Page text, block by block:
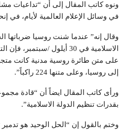
في وسائل الإعلام العالمية لأيام، في
وقال إنه” عندما شنت روسيا ضرباتها
الاسلامية في 30 أيلول /
على متن طائرة روسية مدنية كانت
إلى روسيا، وعلى متنها 224 راكباً”.
ورأى كاتب المقال ايضاً أن “قادة
بقدرات تنظيم الدولة الاسلامية”.
وختم بالقول إن “الحل الوحيد هو تدمير